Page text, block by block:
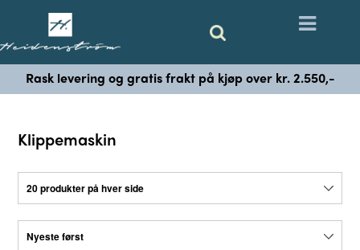
Rask levering og gratis frakt på kjøp over kr. 2.550,-
Klippemaskin